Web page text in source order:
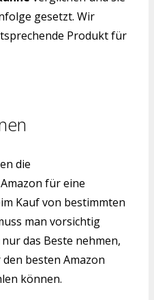
gesetzt. Wir
Produkt für
die
für eine
Kauf von bestimmten
man vorsichtig
das Beste nehmen,
den besten Amazon
können.